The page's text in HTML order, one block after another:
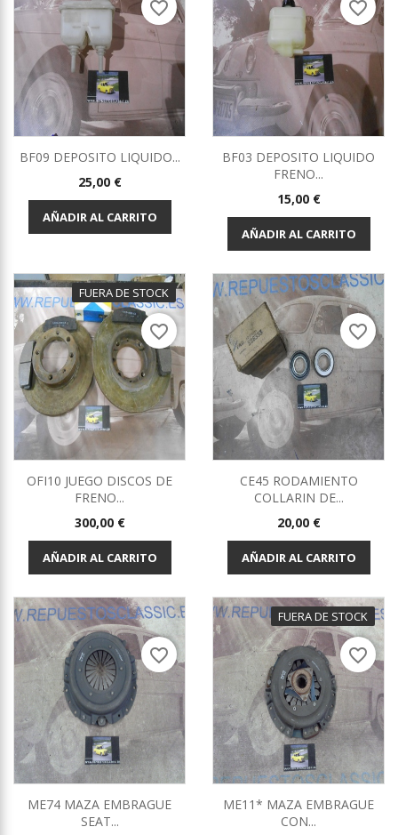
BF09 DEPOSITO LIQUIDO...
Precio
25,00 €
AÑADIR AL CARRITO
favorite_border
BF03 DEPOSITO LIQUIDO
FRENO...
Precio
15,00 €
AÑADIR AL CARRITO
favorite_border
FUERA DE STOCK
OFI10 JUEGO DISCOS DE
FRENO...
Precio
300,00 €
AÑADIR AL CARRITO
favorite_border
CE45 RODAMIENTO
COLLARIN DE...
Precio
20,00 €
AÑADIR AL CARRITO
favorite_border
ME74 MAZA EMBRAGUE
SEAT...
favorite_border
FUERA DE STOCK
ME11* MAZA EMBRAGUE
CON...
favorite_border